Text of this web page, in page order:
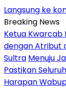
Langsung ke
Breaking News
Ketua Kwarcab
dengan Atribut
Sultra Menuju
Pastikan
Harapan